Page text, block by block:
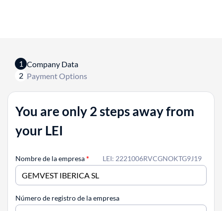
1 Company Data
2 Payment Options
You are only 2 steps away from
your LEI
LEI: 2221006RVCGNOKTG9J19
Nombre de la empresa*
Número de registro de la empresa